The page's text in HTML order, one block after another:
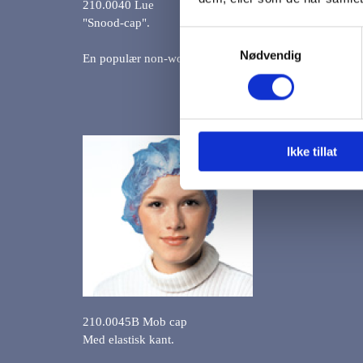
Nødvendig
Ikke tillat
210.0040 Lue
"Snood-cap".
En populær non-woven skyggelue med et elastisk
210.0045B Mob cap
Med elastisk kant.